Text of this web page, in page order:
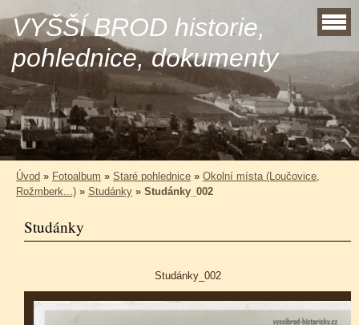
VYŠŠÍ BROD historie,
pohlednice, dokumenty
Úvod » Fotoalbum » Staré pohlednice » Okolní místa (Loučovice,
Rožmberk...) » Studánky » Studánky_002
Studánky
Studánky_002